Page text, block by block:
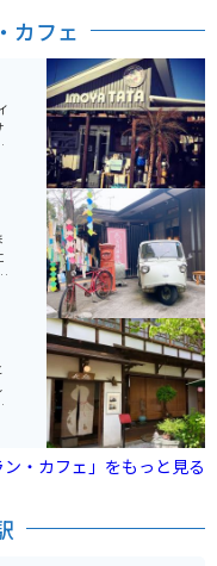
カフェ
ン・カフェ」をもっと見る